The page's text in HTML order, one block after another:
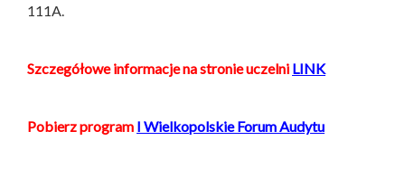
111A.
Szczegółowe informacje na stronie uczelni LINK
Pobierz program I Wielkopolskie Forum Audytu